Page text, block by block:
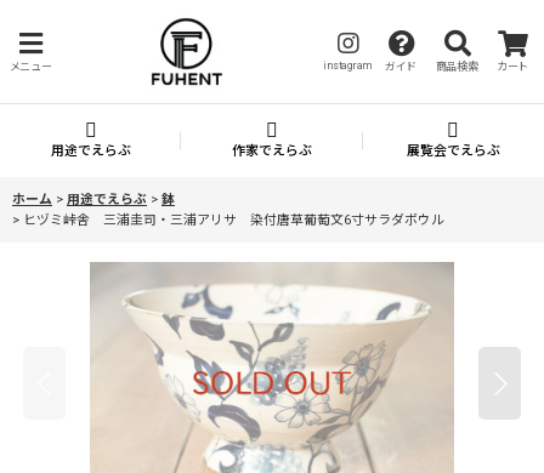
メニュー instagram ガイド 商品検索 カート
用途でえらぶ 作家でえらぶ 展覧会でえらぶ
ホーム > 用途でえらぶ > 鉢
> ヒヅミ峠舎 三浦圭司・三浦アリサ 染付唐草葡萄文6寸サラダボウル